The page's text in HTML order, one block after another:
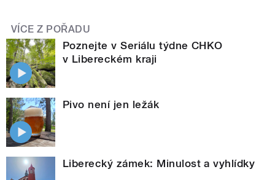
VÍCE Z POŘADU
Poznejte v Seriálu týdne CHKO
v Libereckém kraji
Pivo není jen ležák
Liberecký zámek: Minulost a vyhlídky